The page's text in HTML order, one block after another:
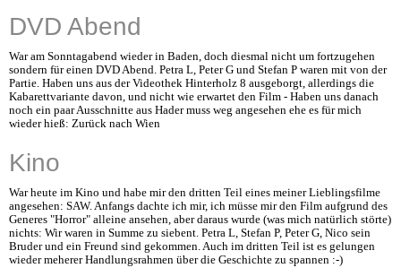
DVD Abend
War am Sonntagabend wieder in Baden, doch diesmal nicht um fortzugehen
sondern für einen DVD Abend. Petra L, Peter G und Stefan P waren mit von der
Partie. Haben uns aus der Videothek Hinterholz 8 ausgeborgt, allerdings die
Kabarettvariante davon, und nicht wie erwartet den Film - Haben uns danach
noch ein paar Ausschnitte aus Hader muss weg angesehen ehe es für mich
wieder hieß: Zurück nach Wien
Kino
War heute im Kino und habe mir den dritten Teil eines meiner Lieblingsfilme
angesehen: SAW. Anfangs dachte ich mir, ich müsse mir den Film aufgrund des
Generes "Horror" alleine ansehen, aber daraus wurde (was mich natürlich störte)
nichts: Wir waren in Summe zu siebent. Petra L, Stefan P, Peter G, Nico sein
Bruder und ein Freund sind gekommen. Auch im dritten Teil ist es gelungen
wieder meherer Handlungsrahmen über die Geschichte zu spannen :-)